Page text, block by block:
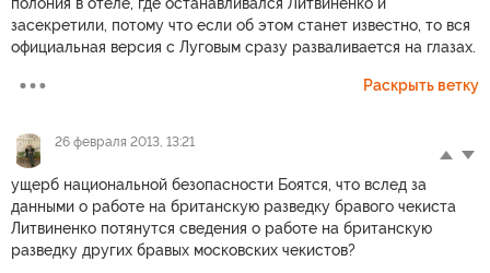
засекретили, потому что если об этом станет известно, то вся
официальная версия с Луговым сразу разваливается на глазах.
Раскрыть ветку
26 февраля 2013, 13:21
ущерб национальной безопасности Боятся, что вслед за
данными о работе на британскую разведку бравого чекиста
Литвиненко потянутся сведения о работе на британскую
разведку других бравых московских чекистов?